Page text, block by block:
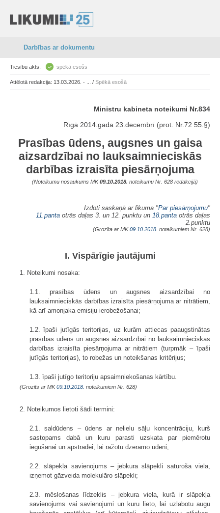
Darbības ar dokumentu
Tiesību akts: spēkā esošs
Attēlotā redakcija: 13.03.2026. - ... / Spēkā esošā
Ministru kabineta noteikumi Nr.834
Rīgā 2014.gada 23.decembrī (prot. Nr.72 55.§)
Prasības ūdens, augsnes un gaisa
aizsardzībai no lauksaimnieciskās
darbības izraisīta piesārņojuma
(Noteikumu nosaukums MK09.10.2018. noteikumu Nr. 628 redakcijā)
Izdoti saskaņā ar likuma "Par piesārņojumu"
11.panta otrās daļas 3. un 12. punktu un 18.panta otrās daļas
2.punktu
(Grozīta ar MK09.10.2018. noteikumiem Nr. 628)
I. Vispārīgie jautājumi
1. Noteikumi nosaka:
1.1. prasības ūdens un augsnes aizsardzībai no
lauksaimnieciskās darbības izraisīta piesārņojuma ar nitrātiem,
kā arī amonjaka emisiju ierobežošanai;
1.2. īpaši jutīgās teritorijas, uz kurām attiecas paaugstinātas
prasības ūdens un augsnes aizsardzībai no lauksaimnieciskās
darbības izraisīta piesārņojuma ar nitrātiem (turpmāk – īpaši
jutīgās teritorijas), to robežas un noteikšanas kritērijus;
1.3. īpaši jutīgo teritoriju apsaimniekošanas kārtību.
(Grozīts ar MK09.10.2018. noteikumiem Nr. 628)
2. Noteikumos lietoti šādi termini:
2.1. saldūdens – ūdens ar nelielu sāļu koncentrāciju, kurš
sastopams dabā un kuru parasti uzskata par piemērotu
iegūšanai un apstrādei, lai ražotu dzeramo ūdeni;
2.2. slāpekļa savienojums – jebkura slāpekli saturoša viela,
izņemot gāzveida molekulāro slāpekli;
2.3. mēslošanas līdzeklis – jebkura viela, kurā ir slāpekļa
savienojums vai savienojumi un kuru lieto, lai uzlabotu augu